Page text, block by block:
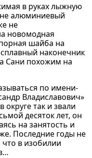
в руках лыжную
алюминиевый
не
новомодная
шайба на
наконечник
Сани похожим на
по имени-
Владиславович»
так и звали
десяток лет, он
на занятость и
Последние годы не
в изобилии